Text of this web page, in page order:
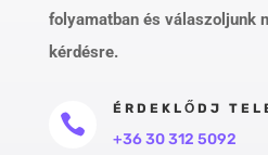
folyamatban és válaszoljunk
kérdésre.

ÉRDEKLŐDJ
+36 30 312 5092